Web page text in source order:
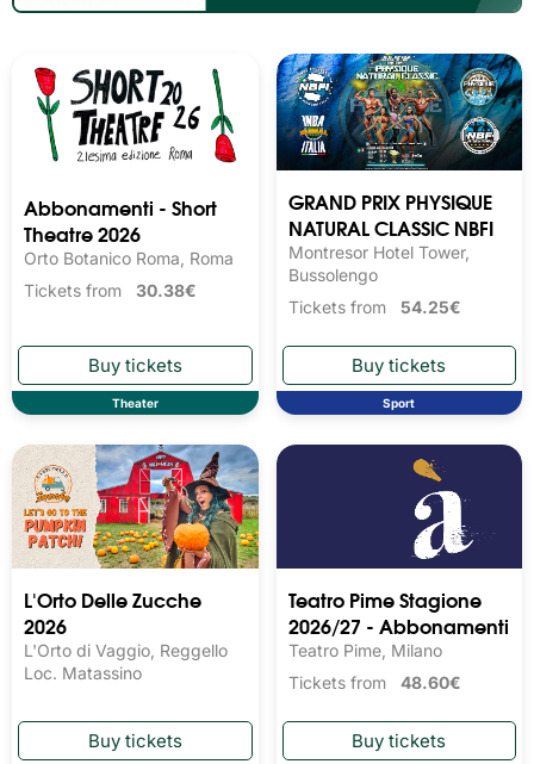
Abbonamenti - Short
Theatre 2026
Orto Botanico Roma, Roma
Tickets from 30.38€
Theater
GRAND PRIX PHYSIQUE
NATURAL CLASSIC NBFI
Montresor Hotel Tower,
Bussolengo
Tickets from 54.25€
Sport
L'Orto Delle Zucche
2026
L'Orto di Vaggio, Reggello
Loc. Matassino
Teatro Pime Stagione
2026/27 - Abbonamenti
Teatro Pime, Milano
Tickets from 48.60€